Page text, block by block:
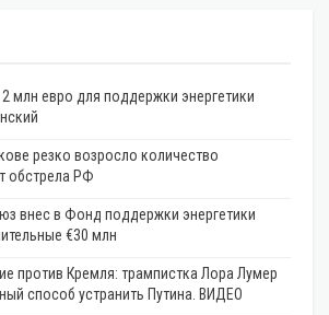
млн евро для поддержки энергетики
резко возросло количество
обстрела РФ
внес в Фонд поддержки энергетики
€30 млн
против Кремля: трампистка Лора Лумер
способ устранить Путина. ВИДЕО